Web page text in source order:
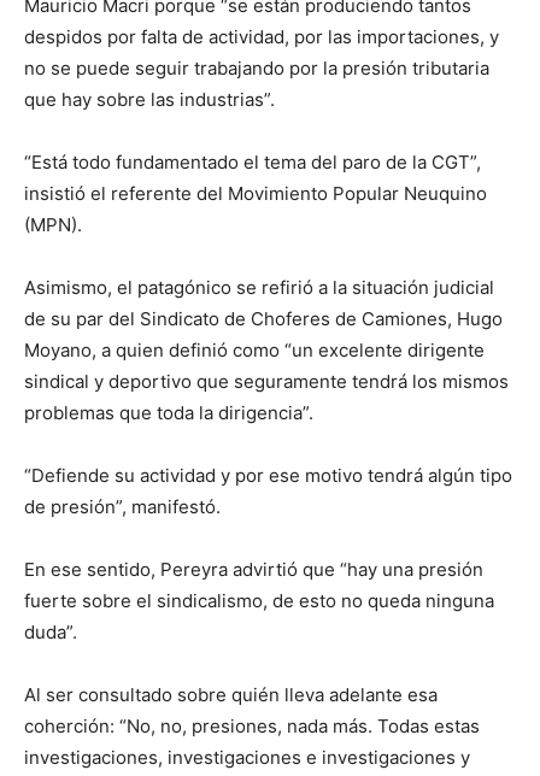
Mauricio Macri porque “se están produciendo tantos
despidos por falta de actividad, por las importaciones, y
no se puede seguir trabajando por la presión tributaria
que hay sobre las industrias”.
“Está todo fundamentado el tema del paro de la CGT”,
insistió el referente del Movimiento Popular Neuquino
(MPN).
Asimismo, el patagónico se refirió a la situación judicial
de su par del Sindicato de Choferes de Camiones, Hugo
Moyano, a quien definió como “un excelente dirigente
sindical y deportivo que seguramente tendrá los mismos
problemas que toda la dirigencia”.
“Defiende su actividad y por ese motivo tendrá algún tipo
de presión”, manifestó.
En ese sentido, Pereyra advirtió que “hay una presión
fuerte sobre el sindicalismo, de esto no queda ninguna
duda”.
Al ser consultado sobre quién lleva adelante esa
coherción: “No, no, presiones, nada más. Todas estas
investigaciones, investigaciones e investigaciones y